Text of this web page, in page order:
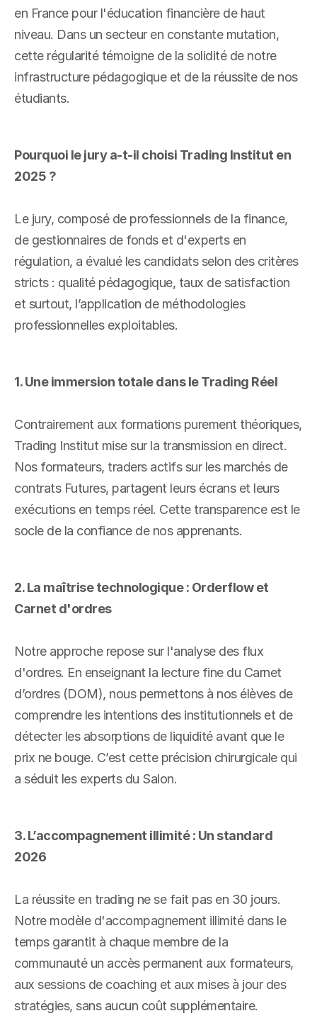
en France pour l'éducation financière de haut
niveau. Dans un secteur en constante mutation,
cette régularité témoigne de la solidité de notre
infrastructure pédagogique et de la réussite de nos
étudiants.
Pourquoi le jury a-t-il choisi Trading Institut en
2025 ?
Le jury, composé de professionnels de la finance,
de gestionnaires de fonds et d'experts en
régulation, a évalué les candidats selon des critères
stricts : qualité pédagogique, taux de satisfaction
et surtout, l’application de méthodologies
professionnelles exploitables.
1. Une immersion totale dans le Trading Réel
Contrairement aux formations purement théoriques,
Trading Institut mise sur la transmission en direct.
Nos formateurs, traders actifs sur les marchés de
contrats Futures, partagent leurs écrans et leurs
exécutions en temps réel. Cette transparence est le
socle de la confiance de nos apprenants.
2. La maîtrise technologique : Orderflow et
Carnet d'ordres
Notre approche repose sur l'analyse des flux
d'ordres. En enseignant la lecture fine du Carnet
d’ordres (DOM), nous permettons à nos élèves de
comprendre les intentions des institutionnels et de
détecter les absorptions de liquidité avant que le
prix ne bouge. C’est cette précision chirurgicale qui
a séduit les experts du Salon.
3. L’accompagnement illimité : Un standard
2026
La réussite en trading ne se fait pas en 30 jours.
Notre modèle d'accompagnement illimité dans le
temps garantit à chaque membre de la
communauté un accès permanent aux formateurs,
aux sessions de coaching et aux mises à jour des
stratégies, sans aucun coût supplémentaire.